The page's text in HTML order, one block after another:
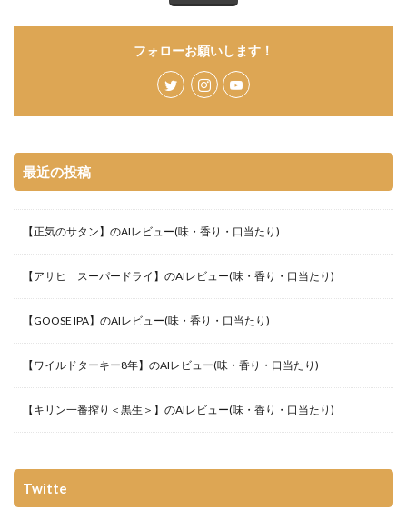
フォローお願いします！
最近の投稿
【正気のサタン】のAIレビュー(味・香り・口当たり)
【アサヒ スーパードライ】のAIレビュー(味・香り・口当たり)
【GOOSE IPA】のAIレビュー(味・香り・口当たり)
【ワイルドターキー8年】のAIレビュー(味・香り・口当たり)
【キリン一番搾り＜黒生＞】のAIレビュー(味・香り・口当たり)
Twitte